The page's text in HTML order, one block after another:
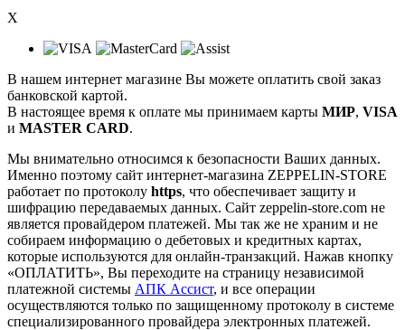
X
В нашем интернет магазине Вы можете оплатить свой заказ
банковской картой.
В настоящее время к оплате мы принимаем карты МИР, VISA
и MASTER CARD.
Мы внимательно относимся к безопасности Ваших данных.
Именно поэтому сайт интернет-магазина ZEPPELIN-STORE
работает по протоколу https, что обеспечивает защиту и
шифрацию передаваемых данных. Сайт zeppelin-store.com не
является провайдером платежей. Мы так же не храним и не
собираем информацию о дебетовых и кредитных картах,
которые используются для онлайн-транзакций. Нажав кнопку
«ОПЛАТИТЬ», Вы переходите на страницу независимой
платежной системы АПК Ассист, и все операции
осуществляются только по защищенному протоколу в системе
специализированного провайдера электронных платежей.